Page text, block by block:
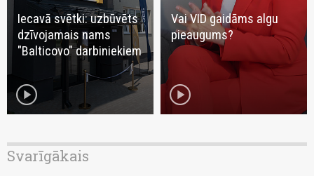
Iecavā svētki: uzbūvēts
dzīvojamais nams
"Balticovo" darbiniekiem
play_circle
Vai VID gaidāms algu
pieaugums?
play_circle
Svarīgākais